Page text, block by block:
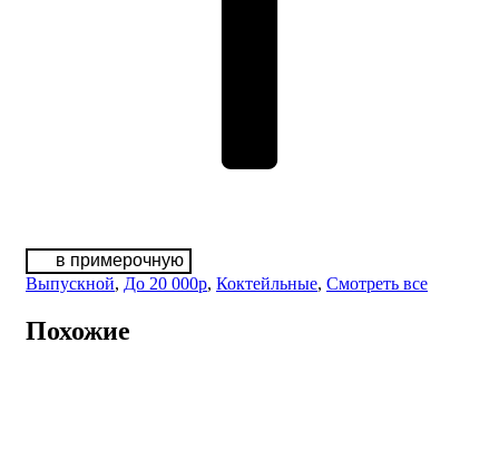
в примерочную
Выпускной, До 20 000р, Коктейльные, Смотреть все
Похожие